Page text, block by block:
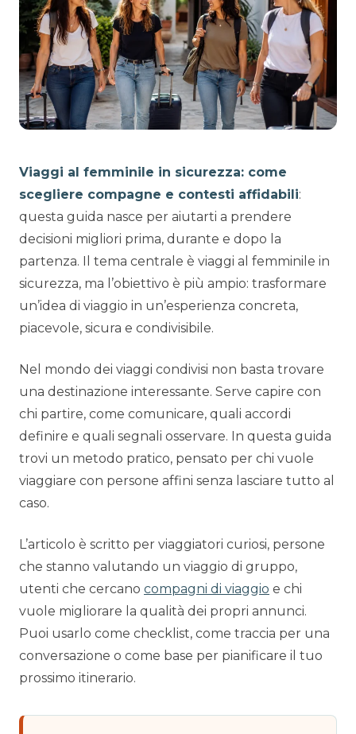
Viaggi al femminile in sicurezza: come
scegliere compagne e contesti affidabili:
questa guida nasce per aiutarti a prendere
decisioni migliori prima, durante e dopo la
partenza. Il tema centrale è viaggi al femminile in
sicurezza, ma l’obiettivo è più ampio: trasformare
un’idea di viaggio in un’esperienza concreta,
piacevole, sicura e condivisibile.
Nel mondo dei viaggi condivisi non basta trovare
una destinazione interessante. Serve capire con
chi partire, come comunicare, quali accordi
definire e quali segnali osservare. In questa guida
trovi un metodo pratico, pensato per chi vuole
viaggiare con persone affini senza lasciare tutto al
caso.
L’articolo è scritto per viaggiatori curiosi, persone
che stanno valutando un viaggio di gruppo,
utenti che cercano compagni di viaggio e chi
vuole migliorare la qualità dei propri annunci.
Puoi usarlo come checklist, come traccia per una
conversazione o come base per pianificare il tuo
prossimo itinerario.